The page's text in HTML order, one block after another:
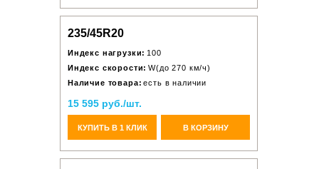
235/45R20
Индекс нагрузки: 100
Индекс скорости: W(до 270 км/ч)
Наличие товара: есть в наличии
15 595 руб./шт.
КУПИТЬ В 1 КЛИК В КОРЗИНУ